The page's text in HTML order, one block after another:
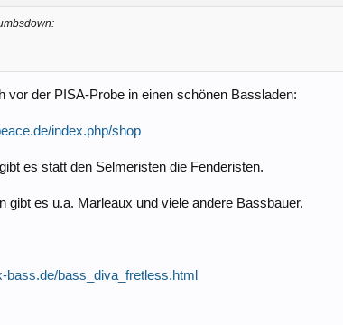
vor der PISA-Probe in einen schönen Bassladen:
index.php/shop
es statt den Selmeristen die Fenderisten.
gibt es u.a. Marleaux und viele andere Bassbauer.
bass.de/bass_diva_fretless.html